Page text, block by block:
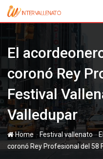
Skip
content
El
coronó Rey
Festival
Valledupar
Home - Festival vallenato-
coronó Rey Profesional del 58